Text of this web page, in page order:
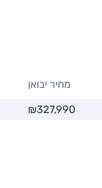
מחיר יבואן
₪327,990